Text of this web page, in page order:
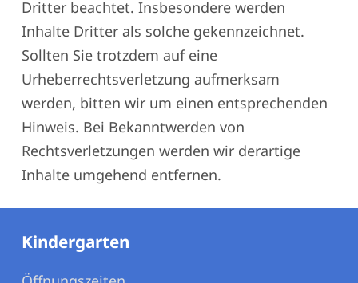
Dritter beachtet. Insbesondere werden
Inhalte Dritter als solche gekennzeichnet.
Sollten Sie trotzdem auf eine
Urheberrechtsverletzung aufmerksam
werden, bitten wir um einen entsprechenden
Hinweis. Bei Bekanntwerden von
Rechtsverletzungen werden wir derartige
Inhalte umgehend entfernen.
Kindergarten